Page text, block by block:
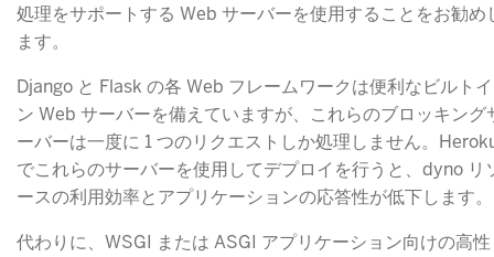
処理をサポートする Web サーバーを使用することをお勧め
ます。
Django と Flask の各 Web フレームワークは便利なビルトイ
ン Web サーバーを備えていますが、これらのブロッキング
ーバーは一度に 1 つのリクエストしか処理しません。
でこれらのサーバーを使用してデプロイを行うと、dyno リ
ースの利用効率とアプリケーションの応答性が低下します。
代わりに、WSGI または ASGI アプリケーション向けの高性